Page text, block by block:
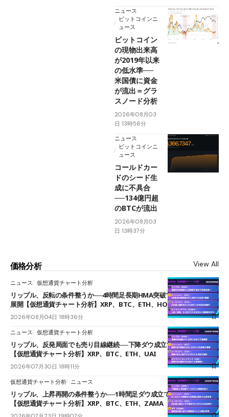
ニュース
ビットコインニ
ュース
ビットコイン
の現物出来高
が2019年以来
の低水準──
米国債に資金
が流出＝グラ
スノード分析
2026年08月03
日 13時56分
ニュース
ビットコインニ
ュース
コールドカー
ドのシード生
成に不具合
──134億円超
のBTCが流出
2026年08月03
日 13時37分
価格分析 View All
ニュース 仮想通貨チャート分析
リップル、反転の条件整うか──4時間足長期HMA突破で雲下端を目指す
展開【仮想通貨チャート分析】XRP、BTC、ETH、HOME
2026年08月04日 18時36分
ニュース 仮想通貨チャート分析
リップル、反発局面でも売り目線継続──下降ダウ成立で下値追う展開
【仮想通貨チャート分析】XRP、BTC、ETH、UAI
2026年07月30日 18時11分
仮想通貨チャート分析 ニュース
リップル、上昇再開の条件整うか──1時間足ダウ成立で1.185ドルを狙う
【仮想通貨チャート分析】XRP、BTC、ETH、ZAMA